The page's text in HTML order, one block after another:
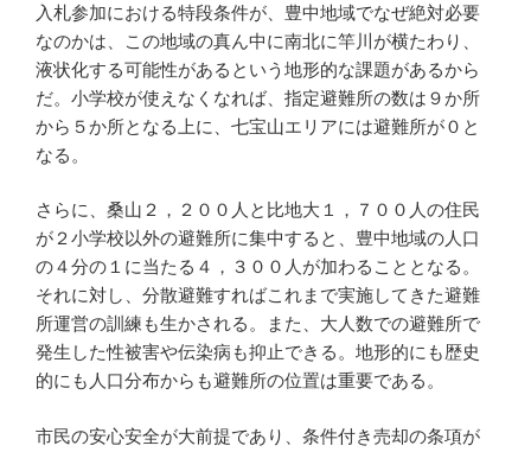
入札参加における特段条件が、豊中地域でなぜ絶対必要
なのかは、この地域の真ん中に南北に竿川が横たわり、
液状化する可能性があるという地形的な課題があるから
だ。小学校が使えなくなれば、指定避難所の数は９か所
から５か所となる上に、七宝山エリアには避難所が０と
なる。
さらに、桑山２，２００人と比地大１，７００人の住民
が２小学校以外の避難所に集中すると、豊中地域の人口
の４分の１に当たる４，３００人が加わることとなる。
それに対し、分散避難すればこれまで実施してきた避難
所運営の訓練も生かされる。また、大人数での避難所で
発生した性被害や伝染病も抑止できる。地形的にも歴史
的にも人口分布からも避難所の位置は重要である。
市民の安心安全が大前提であり、条件付き売却の条項が